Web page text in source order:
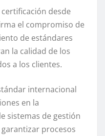
desde
el compromiso de
de estándares
la calidad de los
a los clientes.
internacional
en la
sistemas de gestión
procesos